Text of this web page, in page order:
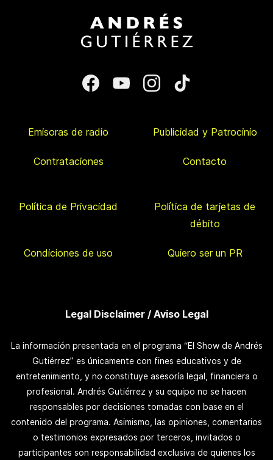
Emisoras de radio Publicidad y Patrocinio
Contrataciones Contacto
Política de Privacidad
Política de tarjetas de
débito
Condiciones de uso Quiero ser un PR
Legal Disclaimer / Aviso Legal
La información presentada en el programa “El Show de Andrés
Gutiérrez” es únicamente con fines educativos y de
entretenimiento, y no constituye asesoría legal, financiera o
profesional. Andrés Gutiérrez y su equipo no se hacen
responsables por decisiones tomadas con base en el
contenido del programa. Asimismo, las opiniones, comentarios
o testimonios expresados por terceros, invitados o
participantes son responsabilidad exclusiva de quienes los